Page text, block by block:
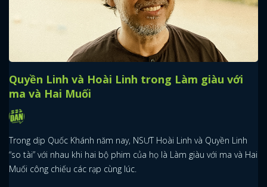
Quyền Linh và Hoài Linh trong Làm giàu với
ma và Hai Muối
Trong dịp Quốc Khánh năm nay, NSƯT Hoài Linh và Quyền Linh
“so tài” với nhau khi hai bộ phim của họ là Làm giàu với ma và Hai
Muối công chiếu các rạp cùng lúc.